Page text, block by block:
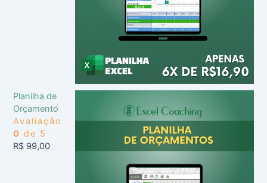
Planilha de
Orçamento
Avaliação
0 de 5
R$ 99,00